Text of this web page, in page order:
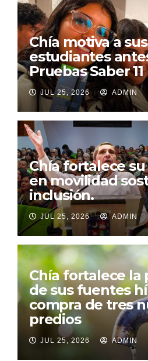
Chía motiva a sus
estudiantes
Pruebas Saber 11
JUL 25, 2026 ADMIN
Chía fortalece
en movilidad
inclusión.
JUL 25, 2026 ADMIN
Chía fortalece la
de sus fuentes
compra de tres
predios
JUL 25, 2026 ADMIN